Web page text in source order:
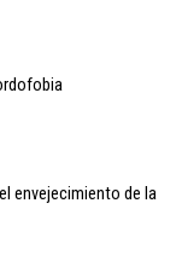
envejecimiento de la